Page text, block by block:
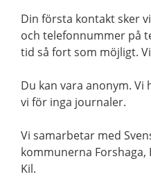
Din första kontakt sker
och telefonnummer på
tid så fort som möjligt.
Du kan vara anonym.
vi för inga journaler.
Vi samarbetar med
kommunerna
Kil.